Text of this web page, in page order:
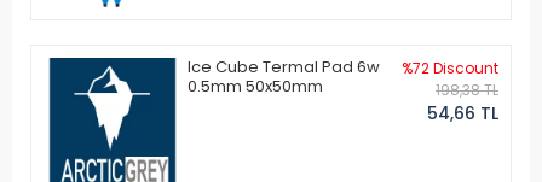
Ice Cube Termal Pad 6w
0.5mm 50x50mm
%72 Discount
198,38 TL
54,66 TL